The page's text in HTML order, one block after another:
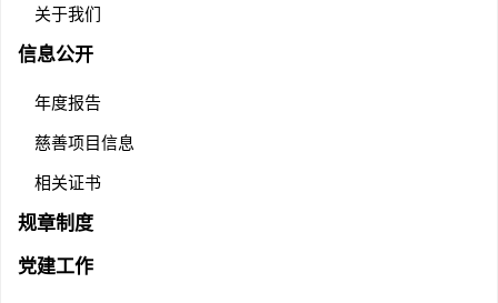
关于我们
信息公开
年度报告
慈善项目信息
相关证书
规章制度
党建工作